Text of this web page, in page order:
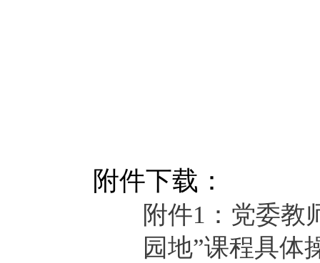
附件下载：
附件1：党委教
园地”课程具体